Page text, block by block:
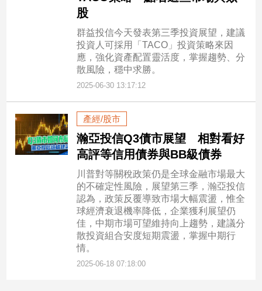
股
群益投信今天發表第三季投資展望，建議
投資人可採用「TACO」投資策略來因
應，強化資產配置靈活度，掌握趨勢、分
散風險，穩中求勝。
2025-06-30 13:17:12
產經/股市
瀚亞投信Q3債市展望 相對看好
高評等信用債券與BB級債券
川普對等關稅政策仍是全球金融市場最大
的不確定性風險，展望第三季，瀚亞投信
認為，政策反覆導致市場大幅震盪，惟全
球經濟衰退機率降低，企業獲利展望仍
佳，中期市場可望維持向上趨勢，建議分
散投資組合安度短期震盪，掌握中期行
情。
2025-06-18 07:18:00